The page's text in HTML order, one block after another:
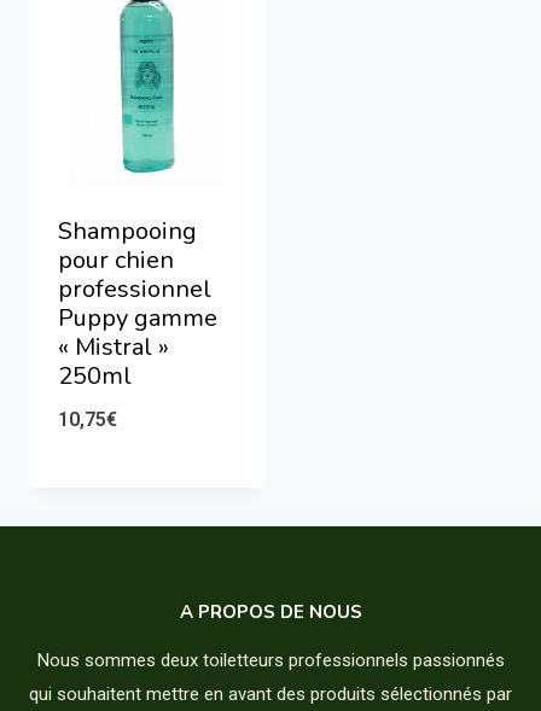
Shampooing
pour chien
professionnel
Puppy gamme
« Mistral »
250ml
10,75€
A PROPOS DE NOUS
Nous sommes deux toiletteurs professionnels passionnés
qui souhaitent mettre en avant des produits sélectionnés par